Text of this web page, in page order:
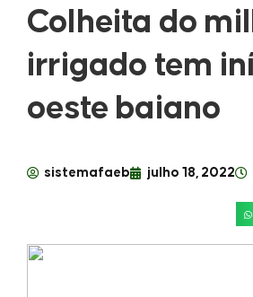
Colheita do
irrigado tem
oeste baiano
sistemafaeb julho 18, 2022